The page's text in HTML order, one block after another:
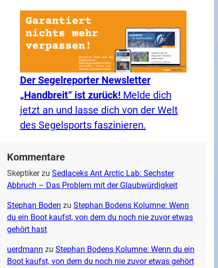
Der Segelreporter Newsletter
„Handbreit“ ist zurück!Melde dich
jetzt an und lasse dich von der Welt
des Segelsports faszinieren.
Kommentare
Skeptikerzu Sedlaceks Ant Arctic Lab: Sechster
Abbruch – Das Problem mit der Glaubwürdigkeit
Stephan Boden zu Stephan Bodens Kolumne: Wenn
du ein Boot kaufst, von dem du noch nie zuvor etwas
gehört hast
uerdmann zu Stephan Bodens Kolumne: Wenn du ein
Boot kaufst, von dem du noch nie zuvor etwas gehört